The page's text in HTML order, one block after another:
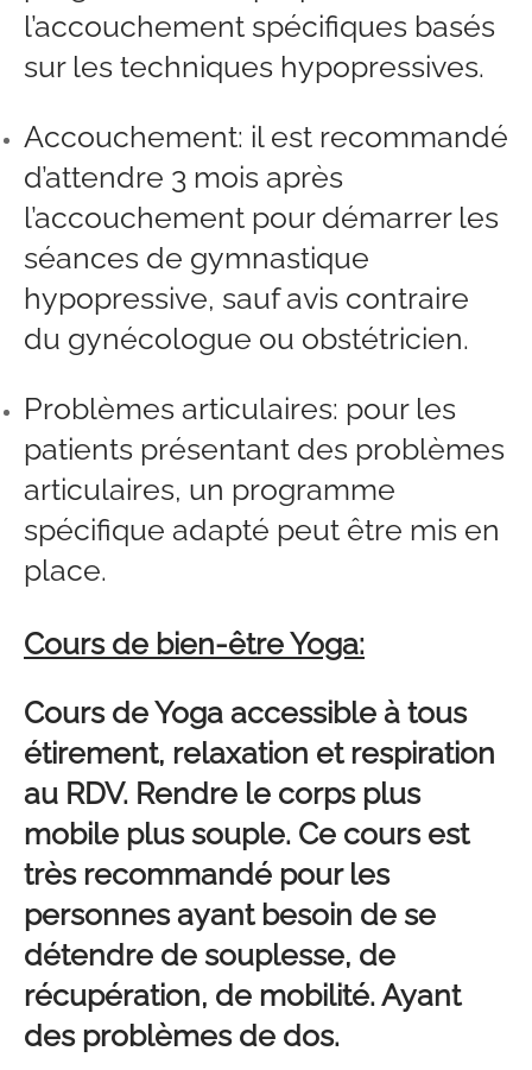
l’accouchement spécifiques basés
sur les techniques hypopressives.
Accouchement: il est recommandé
d’attendre 3 mois après
l’accouchement pour démarrer les
séances de gymnastique
hypopressive, sauf avis contraire
du gynécologue ou obstétricien.
Problèmes articulaires: pour les
patients présentant des problèmes
articulaires, un programme
spécifique adapté peut être mis en
place.
Cours de bien-être Yoga:
Cours de Yoga accessible à tous
étirement, relaxation et respiration
au RDV. Rendre le corps plus
mobile plus souple. Ce cours est
très recommandé pour les
personnes ayant besoin de se
détendre de souplesse, de
récupération, de mobilité. Ayant
des problèmes de dos.